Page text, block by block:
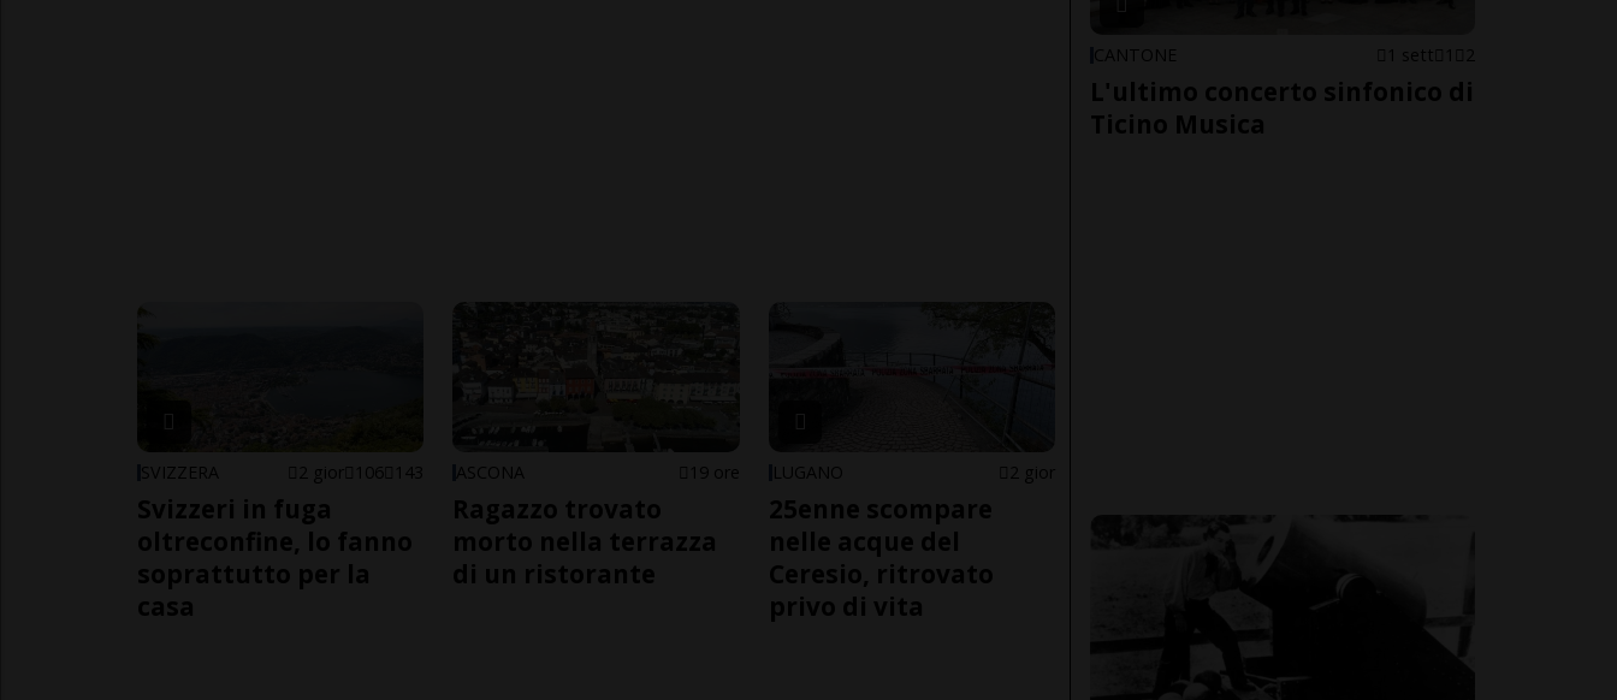
SVIZZERA 2 gior 106 143
Svizzeri in fuga
oltreconfine, lo fanno
soprattutto per la
casa
ASCONA 19 ore
Ragazzo trovato
morto nella terrazza
di un ristorante
LUGANO 2 gior
25enne scompare
nelle acque del
Ceresio, ritrovato
privo di vita
CANTONE 1 sett 1 2
L'ultimo concerto sinfonico di
Ticino Musica